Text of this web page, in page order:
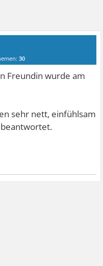
30
Freundin wurde am
sehr nett, einfühlsam